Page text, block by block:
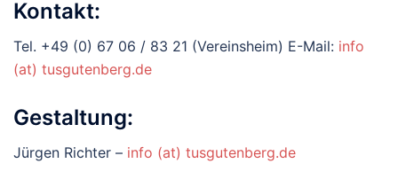
Kontakt:
Tel. +49 (0) 67 06 / 83 21 (Vereinsheim) E-Mail: info
(at) tusgutenberg.de
Gestaltung:
Jürgen Richter – info (at) tusgutenberg.de